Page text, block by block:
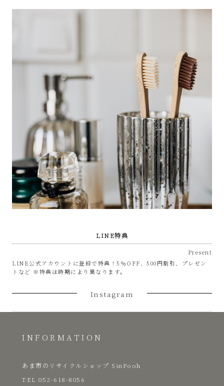
LINE特典
Present
LINE公式アカウントに登録で特典！5％OFF、500円割引、プレゼン
トなど ※特典は時期により異なります。
Instagram
INFORMATION
あま市のリサイクルショップ SinPooh
TEL 052-618-8056